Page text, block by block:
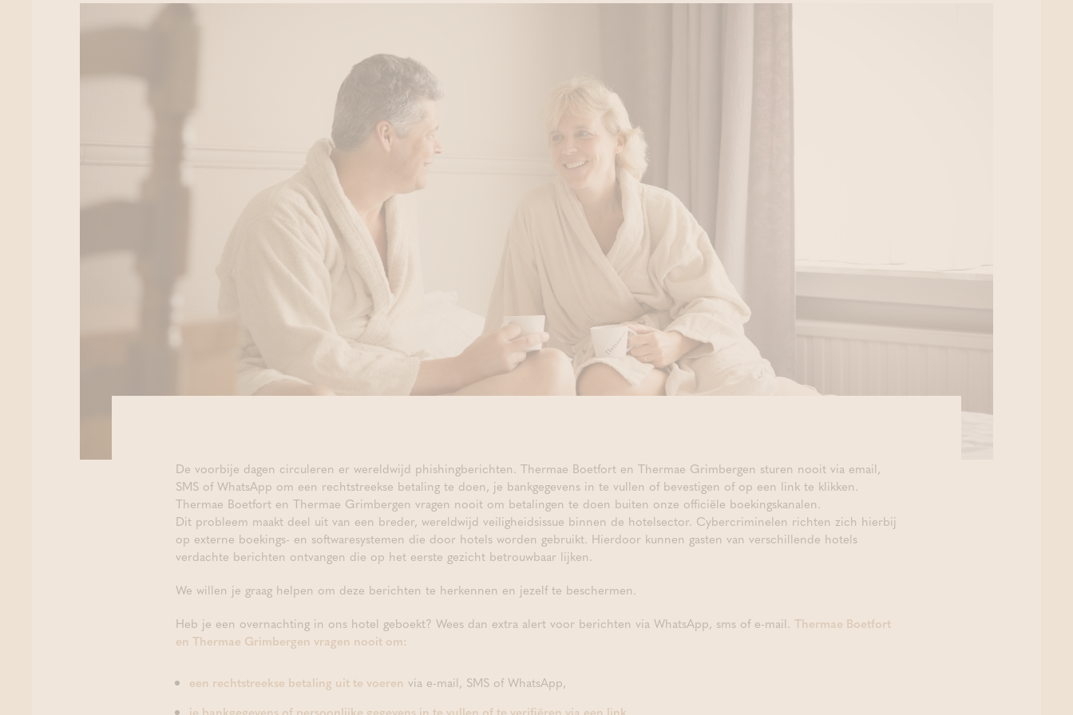
Deep Relaxation Gelaatsritueel 80’
De voorbije dagen circuleren er wereldwijd phishingberichten. Thermae Boetfort en Thermae Grimbergen sturen nooit via email,
SMS of WhatsApp om een rechtstreekse betaling te doen, je bankgegevens in te vullen of bevestigen of op een link te klikken.
Thermae Boetfort en Thermae Grimbergen vragen nooit om betalingen te doen buiten onze officiële boekingskanalen.
Dit probleem maakt deel uit van een breder, wereldwijd veiligheidsissue binnen de hotelsector. Cybercriminelen richten zich hierbij
op externe boekings- en softwaresystemen die door hotels worden gebruikt. Hierdoor kunnen gasten van verschillende hotels
verdachte berichten ontvangen die op het eerste gezicht betrouwbaar lijken.
We willen je graag helpen om deze berichten te herkennen en jezelf te beschermen.
Heb je een overnachting in ons hotel geboekt? Wees dan extra alert voor berichten via WhatsApp, sms of e-mail. Thermae Boetfort
en Thermae Grimbergen vragen nooit om:
een rechtstreekse betaling uit te voeren via e-mail, SMS of WhatsApp,